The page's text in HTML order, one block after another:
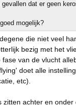
dat er geen
mogelijk?
die niet veel
bezig met het
van de vlucht
doet alle
etc).
zitten achter en onder